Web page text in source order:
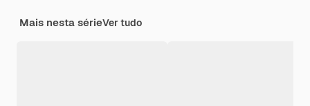
Mais nesta sérieVer tudo